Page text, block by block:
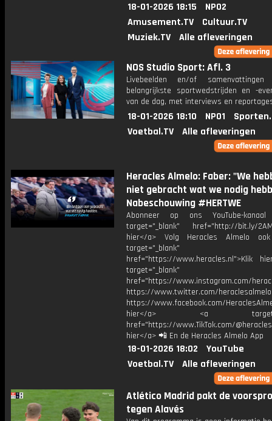
18-01-2026 18:15
NPO2
Amusement.TV
Cultuur.TV
Muziek.TV
Alle afleveringen
NOS Studio Sport: Afl. 3
Livebeelden en/of
belangrijkste sportwedstrijden en -
van de dag, met interviews en
18-01-2026 18:10 NPO1
Voetbal.TV
Alle afleveringen
Heracles Almelo: Faber: "We
niet gebracht wat we nodig
Nabeschouwing #HERTWE
Abonneer op ons YouTube-
target="_blank" href="http://bit.ly/
hier</a> Volg Heracles Almelo
target="_blank"
href="https://www.heracles.nl">Klik
target="_blank"
href="https://www.instagram.com/
https://www.twitter.com/heraclesalmelo
https://www.facebook.com/
hier</a> <a
href="https://www.TikTok.com/
hier</a> 📲 En de Heracles Almelo App
18-01-2026 18:02
YouTube
Voetbal.TV
Alle afleveringen
Atlético Madrid pakt de
tegen Alavés